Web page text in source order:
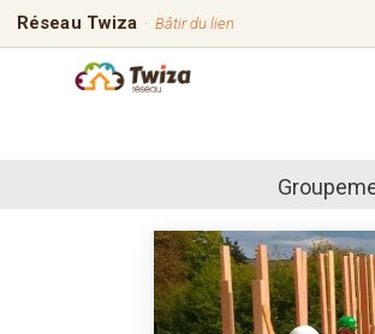
Réseau Twiza · Bâtir du lien